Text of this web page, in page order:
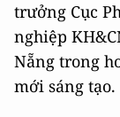
trưởng Cục
nghiệp
Nẵng trong
mới sáng tạo.